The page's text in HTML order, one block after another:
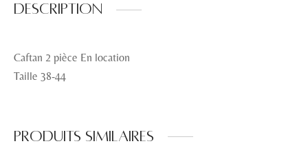
Description
Caftan 2 pièce En location
Taille 38-44
Produits similaires